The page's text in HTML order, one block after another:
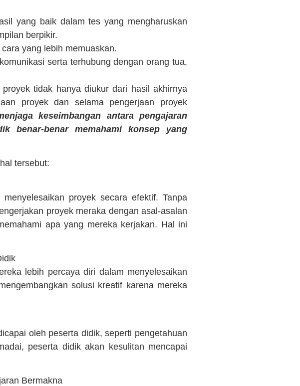
yang baik dalam tes yang mengharuskan
berpikir.
yang lebih memuaskan.
serta terhubung dengan orang tua,
proyek tidak hanya diukur dari hasil akhirnya
proyek dan selama pengerjaan proyek
keseimbangan antara pengajaran
benar-benar memahami konsep yang
tersebut:
proyek secara efektif. Tanpa
proyek meraka dengan asal-asalan
apa yang mereka kerjakan. Hal ini
lebih percaya diri dalam menyelesaikan
solusi kreatif karena mereka
oleh peserta didik, seperti pengetahuan
peserta didik akan kesulitan mencapai
Bermakna